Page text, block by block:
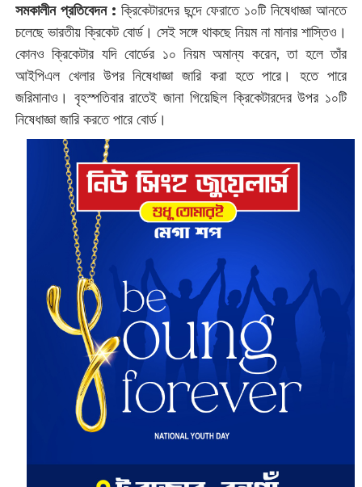
সমকালীন প্রতিবেদন : ক্রিকেটারদের ছন্দে ফেরাতে ১০টি নিষেধাজ্ঞা আনতে
চলেছে ভারতীয় ক্রিকেট বোর্ড। সেই সঙ্গে থাকছে নিয়ম না মানার শাস্তিও।
কোনও ক্রিকেটার যদি বোর্ডের ১০ নিয়ম অমান্য করেন, তা হলে তাঁর
আইপিএল খেলার উপর নিষেধাজ্ঞা জারি করা হতে পারে। হতে পারে
জরিমানাও। বৃহস্পতিবার রাতেই জানা গিয়েছিল ক্রিকেটারদের উপর ১০টি
নিষেধাজ্ঞা জারি করতে পারে বোর্ড।